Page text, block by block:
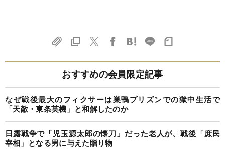
おすすめの会員限定記事
なぜ戦後最大のフィクサーは巣鴨プリズンでの獄中生活で
「天敵・東条英機」と和解したのか
日露戦争で「児玉源太郎の懐刀」だった老人が、戦後「庶民
宰相」となる男に与えた贈り物